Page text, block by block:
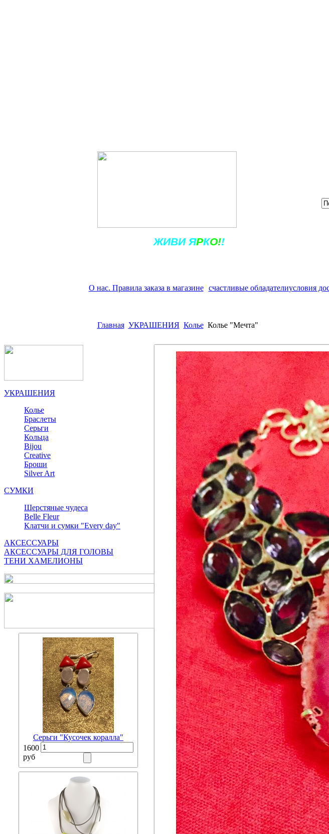
ЖИВИ ЯРКО!!
О нас. Правила заказа в магазине счастливые обладателиусловия
Главная УКРАШЕНИЯ Колье Колье "Мечта"
УКРАШЕНИЯ
Колье
Браслеты
Серьги
Кольца
Bijou
Сreative
Броши
Silver Art
СУМКИ
Шерстяные чудеса
Belle Fleur
Клатчи и сумки "Every day"
АКСЕССУАРЫ
АКСЕССУАРЫ ДЛЯ ГОЛОВЫ
ТЕНИ ХАМЕЛИОНЫ
Серьги "Кусочек коралла"
1600
руб